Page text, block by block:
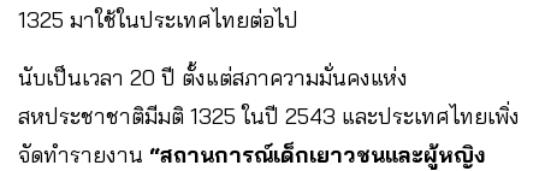
1325 มาใช้ในประเทศไทยต่อไป
นับเป็นเวลา 20 ปี ตั้งแต่สภาความมั่นคงแห่ง
สหประชาชาติมีมติ 1325 ในปี 2543 และประเทศไทยเพิ่ง
จัดทำรายงาน “สถานการณ์เด็กเยาวชนและผู้หญิง